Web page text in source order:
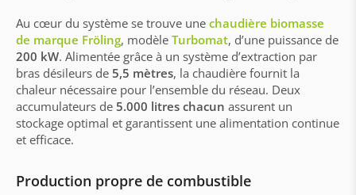
Au cœur du système se trouve une chaudière biomasse
de marque Fröling, modèle Turbomat, d’une puissance de
200 kW. Alimentée grâce à un système d’extraction par
bras désileurs de 5,5 mètres, la chaudière fournit la
chaleur nécessaire pour l’ensemble du réseau. Deux
accumulateurs de 5.000 litres chacun assurent un
stockage optimal et garantissent une alimentation continue
et efficace.
Production propre de combustible